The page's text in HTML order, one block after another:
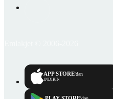
APP STORE'dan
İNDİRİN